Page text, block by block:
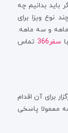
باید بدانیم چه
نوع ویزا برای
ماهه و سه ماهه.
سفر366
تماس
برای آن اقدام
معمولا پاسخی